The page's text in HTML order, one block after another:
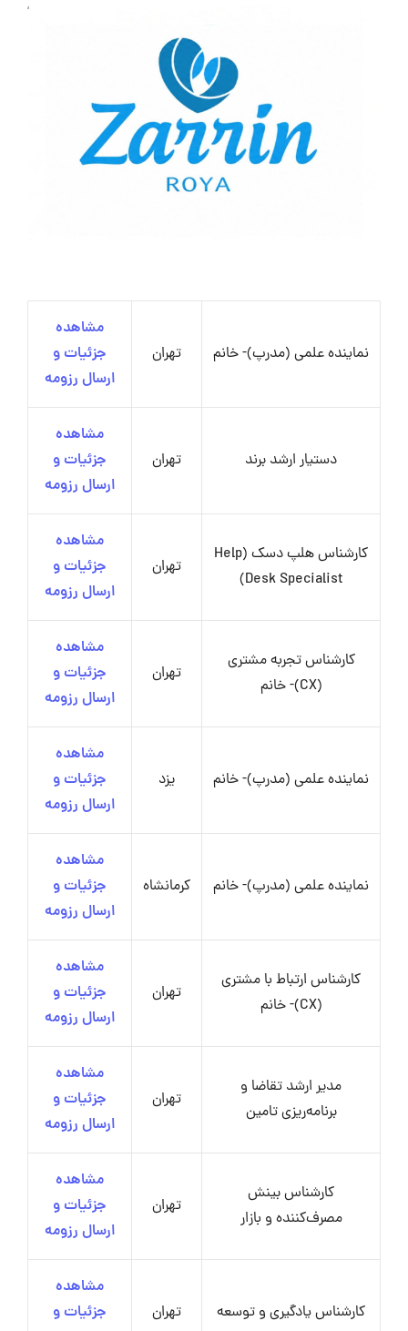
نماینده علمی (مدرپ)- خانم تهران
مشاهده
جزئیات و
ارسال رزومه
دستیار ارشد برند تهران
مشاهده
جزئیات و
ارسال رزومه
کارشناس هلپ دسک (Help
Desk Specialist)
تهران
مشاهده
جزئیات و
ارسال رزومه
کارشناس تجربه مشتری
(CX)- خانم
تهران
مشاهده
جزئیات و
ارسال رزومه
نماینده علمی (مدرپ)- خانم یزد
مشاهده
جزئیات و
ارسال رزومه
نماینده علمی (مدرپ)- خانم کرمانشاه
مشاهده
جزئیات و
ارسال رزومه
کارشناس ارتباط با مشتری
(CX)- خانم
تهران
مشاهده
جزئیات و
ارسال رزومه
مدیر ارشد تقاضا و
برنامه‌ریزی تامین
تهران
مشاهده
جزئیات و
ارسال رزومه
کارشناس بینش
مصرف‌کننده و بازار
تهران
مشاهده
جزئیات و
ارسال رزومه
کارشناس یادگیری و توسعه تهران
مشاهده
جزئیات و